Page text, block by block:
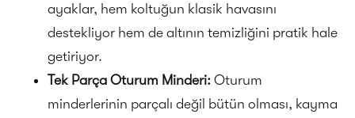
ayaklar, hem koltuğun klasik havasını
destekliyor hem de altının temizliğini pratik hale
getiriyor.
Tek Parça Oturum Minderi: Oturum
minderlerinin parçalı değil bütün olması, kayma